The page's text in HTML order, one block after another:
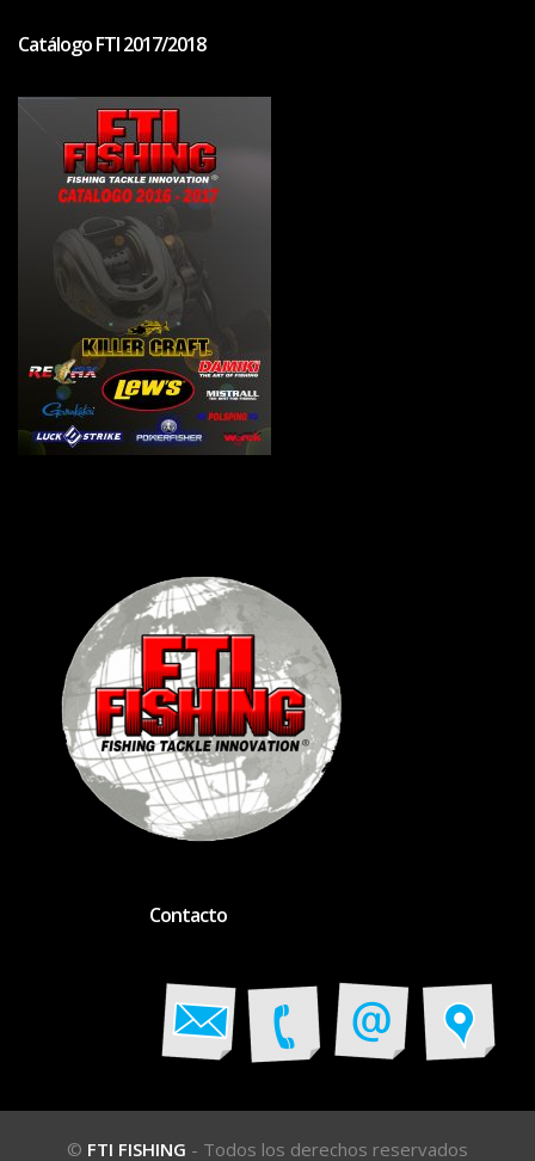
Catálogo FTI 2017/2018
Contacto
© FTI FISHING - Todos los derechos reservados